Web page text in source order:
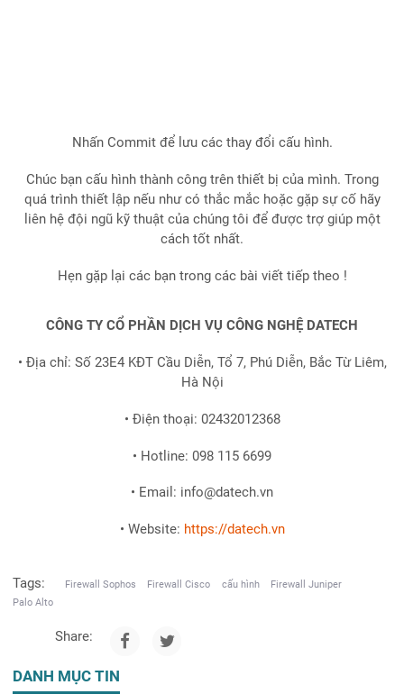
DANH MỤC TIN
Nhấn Commit để lưu các thay đổi cấu hình.
Chúc bạn cấu hình thành công trên thiết bị của mình. Trong
quá trình thiết lập nếu như có thắc mắc hoặc gặp sự cố hãy
liên hệ đội ngũ kỹ thuật của chúng tôi để được trợ giúp một
cách tốt nhất.
Hẹn gặp lại các bạn trong các bài viết tiếp theo !
CÔNG TY CỔ PHẦN DỊCH VỤ CÔNG NGHỆ DATECH
• Địa chỉ: Số 23E4 KĐT Cầu Diễn, Tổ 7, Phú Diễn, Bắc Từ Liêm,
Hà Nội
• Điện thoại: 02432012368
• Hotline: 098 115 6699
• Email: info@datech.vn
• Website: https://datech.vn
Tags: Firewall Sophos Firewall Cisco cấu hình
Firewall Juniper
Palo Alto
Share: